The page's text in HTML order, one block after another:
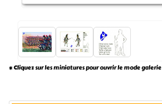
* Cliquez sur les miniatures pour ouvrir le mode galerie